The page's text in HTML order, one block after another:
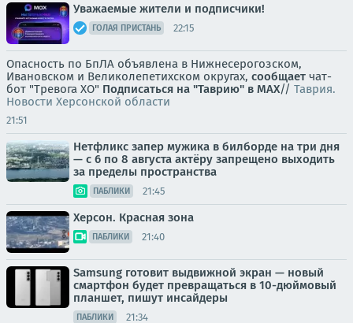
Уважаемые жители и подписчики!
ГОЛАЯ ПРИСТАНЬ 22:15
Опасность по БпЛА объявлена в Нижнесерогозском,
Ивановском и Великолепетихском округах, сообщает чат-
бот "Тревога ХО" Подписаться на "Таврию" в MAX// Таврия.
Новости Херсонской области
21:51
Нетфликс запер мужика в билборде на три дня
— с 6 по 8 августа актёру запрещено выходить
за пределы пространства
ПАБЛИКИ 21:45
Херсон. Красная зона
ПАБЛИКИ 21:40
Samsung готовит выдвижной экран — новый
смартфон будет превращаться в 10-дюймовый
планшет, пишут инсайдеры
ПАБЛИКИ 21:34